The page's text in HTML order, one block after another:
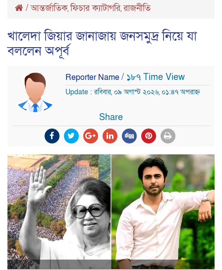
/আন্তর্জাতিক,ফিচার ক্যাটাগরি,রাজনীতি
খালেদা জিয়ার জানাজায় জনসমুদ্র নিয়ে যা
বললেন অপূর্ব
Reporter Name/ ১৮৭ Time View
Update : রবিবার, ০৯ অগাস্ট ২০২৬, ০১:৪৭ অপরাহ্ন
Share